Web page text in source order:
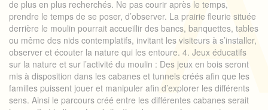
de plus en plus recherchés. Ne pas courir après le temps,
prendre le temps de se poser, d’observer. La prairie fleurie située
derrière le moulin pourrait accueillir des bancs, banquettes, tables
ou même des nids contemplatifs, invitant les visiteurs à s’installer,
observer et écouter la nature qui les entoure. 4. Jeux éducatifs
sur la nature et sur l’activité du moulin : Des jeux en bois seront
mis à disposition dans les cabanes et tunnels créés afin que les
familles puissent jouer et manipuler afin d’explorer les différents
sens. Ainsi le parcours créé entre les différentes cabanes serait